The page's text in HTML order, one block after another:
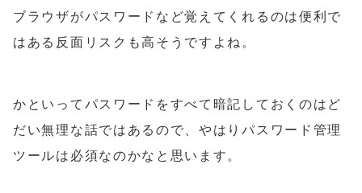
ブラウザがパスワードなど覚えてくれるのは便利で
はある反面リスクも高そうですよね。
かといってパスワードをすべて暗記しておくのはど
だい無理な話ではあるので、やはりパスワード管理
ツールは必須なのかなと思います。